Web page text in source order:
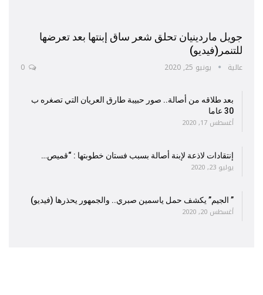
جويل ماردينيان تحلق شعر ساق إبنتها بعد تعرضها
للتنمر(فيديو)
عالية يونيو 25, 2020
بعد طلاقه من أصالة.. صور حبيبة طارق العريان التي تصغره ب
30 عاما
أغسطس 17, 2020
إنتقادات لاذعة لإبنة أصالة بسبب فستان خطوبتها : “قميص…
يوليو 23, 2020
” الجيم” يكشف حمل ياسمين صبري.. والجمهور يحذرها (فيديو)
أغسطس 20, 2020